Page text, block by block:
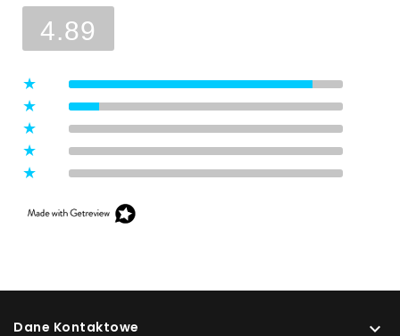
4.89
Dane Kontaktowe 